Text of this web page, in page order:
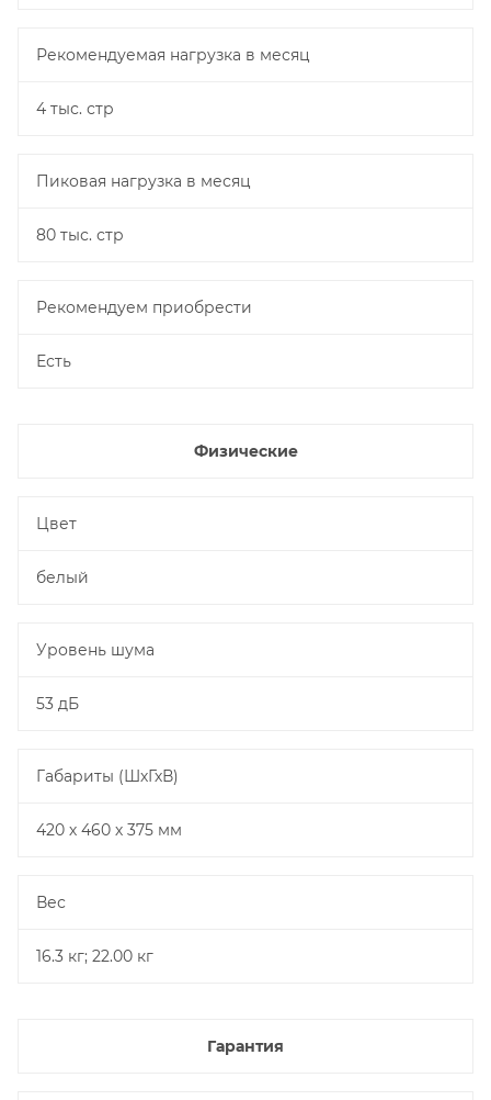
Рекомендуемая нагрузка в месяц
4 тыс. стр
Пиковая нагрузка в месяц
80 тыс. стр
Рекомендуем приобрести
Есть
Физические
Цвет
белый
Уровень шума
53 дБ
Габариты (ШхГхВ)
420 х 460 х 375 мм
Вес
16.3 кг; 22.00 кг
Гарантия